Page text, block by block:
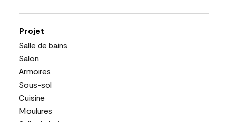
Projet
Salle de bains
Salon
Armoires
Sous-sol
Cuisine
Moulures